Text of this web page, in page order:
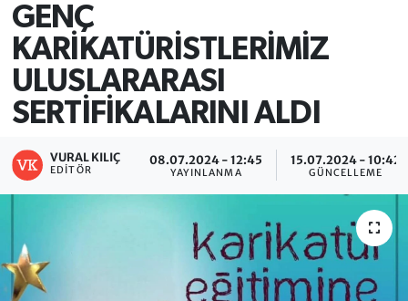
GENÇ
KARİKATÜRİSTLERİMİZ
ULUSLARARASI
SERTİFİKALARINI ALDI
VURAL KILIÇ
EDITÖR
08.07.2024 - 12:45
YAYINLANMA
15.07.2024 - 10:42
GÜNCELLEME
Süper Lig Puan Durumu ve Fikstür
Tüm Manşetler
Son Dakika Haberleri
Haber Arşivi